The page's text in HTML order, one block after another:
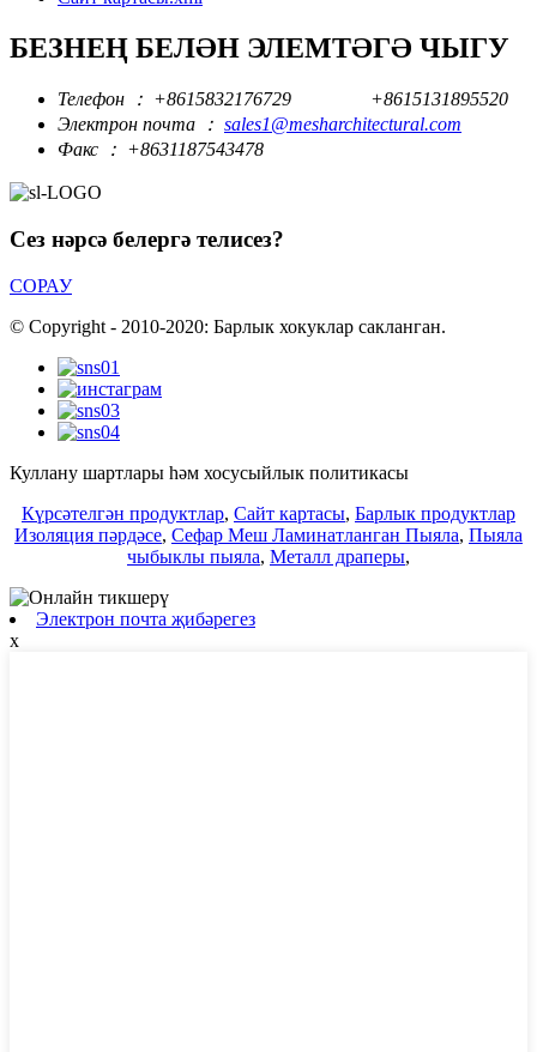
БЕЗНЕҢ БЕЛӘН ЭЛЕМТӘГӘ ЧЫГУ
Телефон ： +8615832176729
+8615131895520
Электрон почта ： sales1@mesharchitectural.com
Факс ： +8631187543478
Сез нәрсә белергә телисез?
СОРАУ
© Copyright - 2010-2020: Барлык хокуклар сакланган.
Куллану шартлары һәм хосусыйлык политикасы
Күрсәтелгән продуктлар, Сайт картасы, Барлык продуктлар
Изоляция пәрдәсе, Сефар Меш Ламинатланган Пыяла, Пыяла
чыбыклы пыяла, Металл драперы,
Электрон почта җибәрегез
x